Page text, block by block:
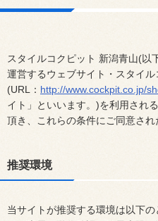
スタイルコクピット 新潟青山(以
運営するウェブサイト・スタイ
(URL： http://www.cockpit.co.jp/
イト」といいます。)を利用され
頂き、これらの条件にご同意され
推奨環境
当サイトが推奨する環境は以下